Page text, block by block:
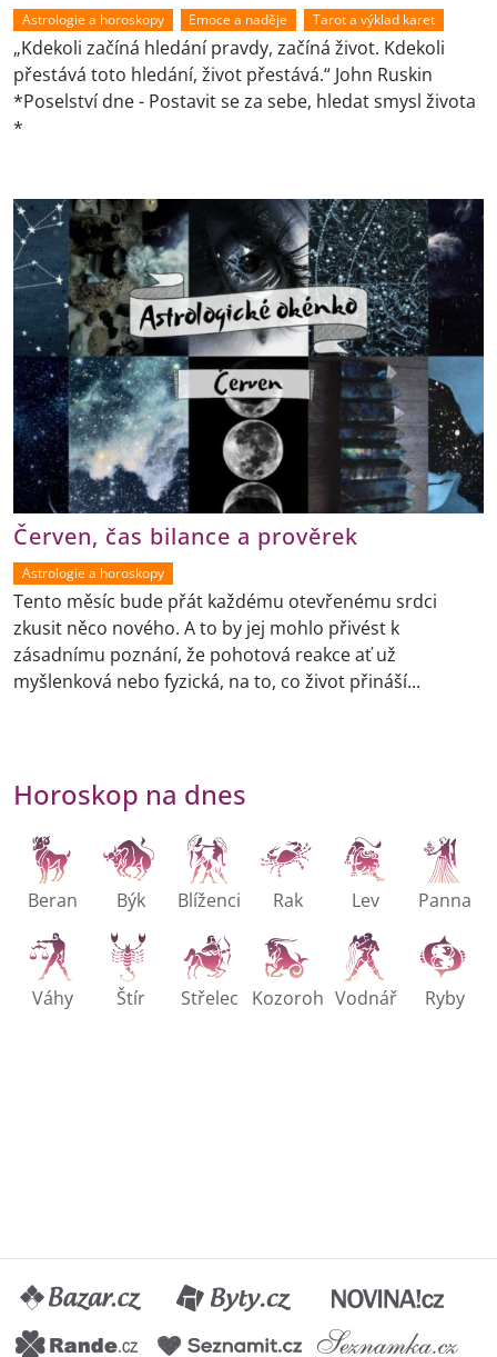
Astrologie a horoskopy Emoce a naděje Tarot a výklad karet
„Kdekoli začíná hledání pravdy, začíná život. Kdekoli
přestává toto hledání, život přestává.“ John Ruskin
*Poselství dne - Postavit se za sebe, hledat smysl života
*
Červen, čas bilance a prověrek
Astrologie a horoskopy
Tento měsíc bude přát každému otevřenému srdci
zkusit něco nového. A to by jej mohlo přivést k
zásadnímu poznání, že pohotová reakce ať už
myšlenková nebo fyzická, na to, co život přináší...
Horoskop na dnes
Beran Býk Blíženci Rak Lev Panna
Váhy Štír Střelec Kozoroh Vodnář Ryby